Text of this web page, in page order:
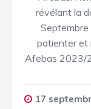
révélant la
Septembre
patienter et
Afebas 2023/
17